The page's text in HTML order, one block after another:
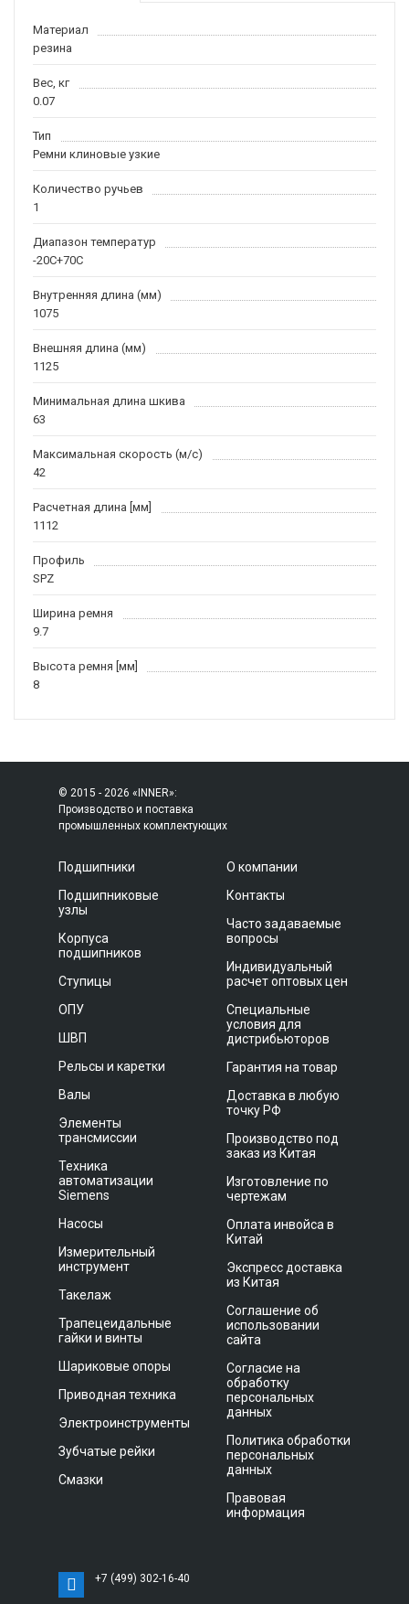
Материал
резина
Вес, кг
0.07
Тип
Ремни клиновые узкие
Количество ручьев
1
Диапазон температур
-20С+70С
Внутренняя длина (мм)
1075
Внешняя длина (мм)
1125
Минимальная длина шкива
63
Максимальная скорость (м/c)
42
Расчетная длина [мм]
1112
Профиль
SPZ
Ширина ремня
9.7
Высота ремня [мм]
8
© 2015 - 2026 «INNER»:
Производство и поставка
промышленных комплектующих
Подшипники
Подшипниковые
узлы
Корпуса
подшипников
Ступицы
ОПУ
ШВП
Рельсы и каретки
Валы
Элементы
трансмиссии
Техника
автоматизации
Siemens
Насосы
Измерительный
инструмент
Такелаж
Трапецеидальные
гайки и винты
Шариковые опоры
Приводная техника
Электроинструменты
Зубчатые рейки
Смазки
О компании
Контакты
Часто задаваемые
вопросы
Индивидуальный
расчет оптовых цен
Специальные
условия для
дистрибьюторов
Гарантия на товар
Доставка в любую
точку РФ
Производство под
заказ из Китая
Изготовление по
чертежам
Оплата инвойса в
Китай
Экспресс доставка
из Китая
Соглашение об
использовании
сайта
Согласие на
обработку
персональных
данных
Политика обработки
персональных
данных
Правовая
информация
+7 (499) 302-16-40